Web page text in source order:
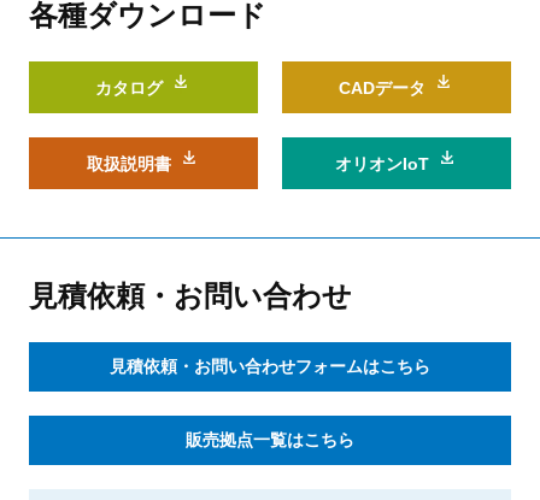
各種ダウンロード
カタログ CADデータ
取扱説明書 オリオンIoT
見積依頼・お問い合わせ
見積依頼・お問い合わせフォームはこちら
販売拠点一覧はこちら